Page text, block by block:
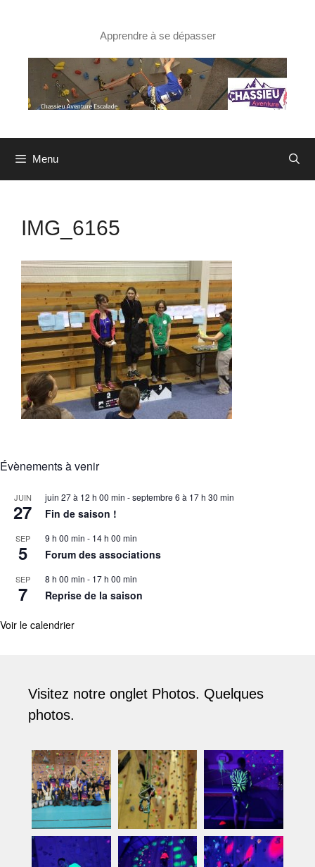
Apprendre à se dépasser
Menu
IMG_6165
Évènements à venir
JUIN
27
juin 27 à 12 h 00 min -septembre 6 à 17 h 30 min
Fin de saison !
SEP
5
9 h 00 min - 14 h 00 min
Forum des associations
SEP
7
8 h 00 min - 17 h 00 min
Reprise de la saison
Voir le calendrier
Visitez notre onglet Photos. Quelques
photos.